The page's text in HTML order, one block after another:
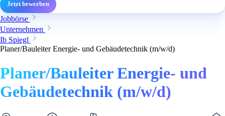
Jetzt bewerben
Jobbörse
Unternehmen
Ib Spiegl
Planer/Bauleiter Energie- und Gebäudetechnik (m/w/d)
Planer/Bauleiter Energie- und
Gebäudetechnik (m/w/d)